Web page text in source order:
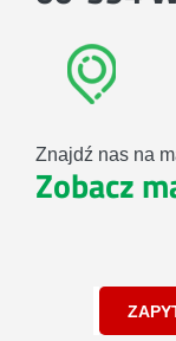
Znajdź nas na
Zobacz